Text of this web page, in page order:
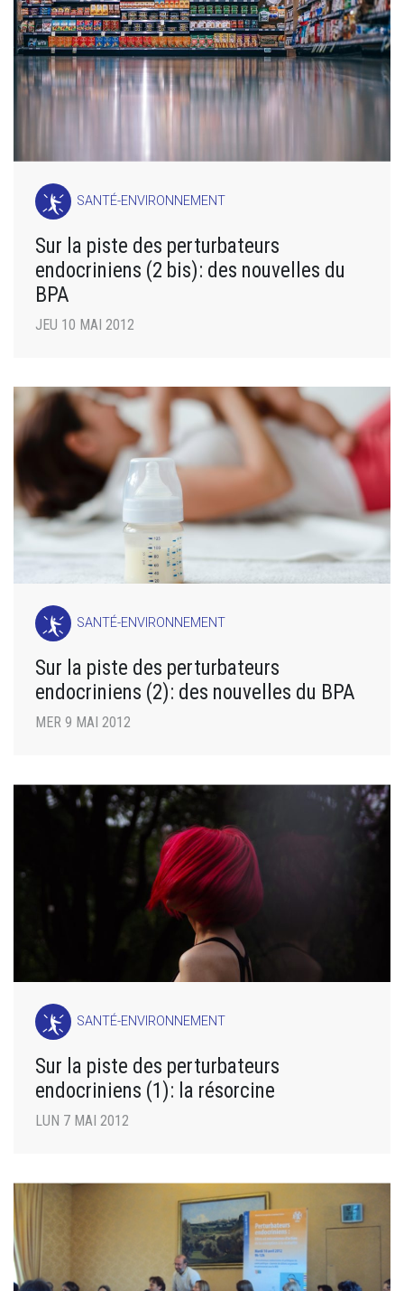
SANTÉ-ENVIRONNEMENT
Sur la piste des perturbateurs
endocriniens (2 bis): des nouvelles du
BPA
JEU 10 MAI 2012
SANTÉ-ENVIRONNEMENT
Sur la piste des perturbateurs
endocriniens (2): des nouvelles du BPA
MER 9 MAI 2012
SANTÉ-ENVIRONNEMENT
Sur la piste des perturbateurs
endocriniens (1): la résorcine
LUN 7 MAI 2012